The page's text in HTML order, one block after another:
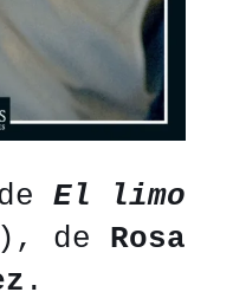
El limo
de Rosa
.